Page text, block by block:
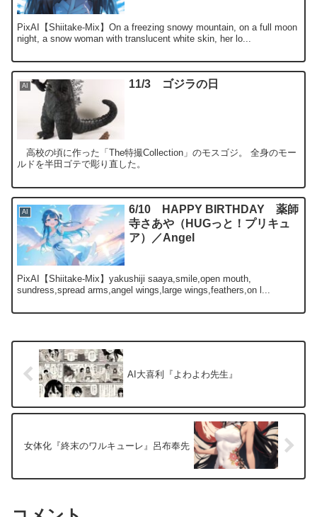
PixAI【Shiitake-Mix】On a freezing snowy mountain, on a full moon
night, a snow woman with translucent white skin, her lo...
AI 11/3 ゴジラの日
高校の頃に作った「The特撮Collection」のモスゴジ。 全身のモー
ルドを半田ゴテで彫り直した。
AI
6/10 HAPPY BIRTHDAY 薬師
寺さあや（HUGっと！プリキュ
ア）／Angel
PixAI【Shiitake-Mix】yakushiji saaya,smile,open mouth,
sundress,spread arms,angel wings,large wings,feathers,on l...
AI大喜利『よわよわ先生』
女体化『終末のワルキューレ』呂布奉先